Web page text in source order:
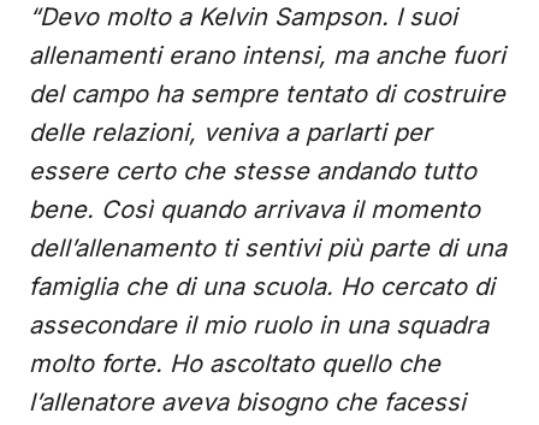
“Devo molto a Kelvin Sampson. I suoi
allenamenti erano intensi, ma anche fuori
del campo ha sempre tentato di costruire
delle relazioni, veniva a parlarti per
essere certo che stesse andando tutto
bene. Così quando arrivava il momento
dell’allenamento ti sentivi più parte di una
famiglia che di una scuola. Ho cercato di
assecondare il mio ruolo in una squadra
molto forte. Ho ascoltato quello che
l’allenatore aveva bisogno che facessi